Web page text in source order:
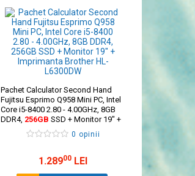
Pachet Calculator Second Hand
Fujitsu Esprimo Q958 Mini PC, Intel
Core i5-8400 2.80 - 4.00GHz, 8GB
DDR4, 256GB SSD + Monitor 19" +
Imprimanta Brother HL-L6300DW
0 opinii
1.28900 LEI
Imprimanta